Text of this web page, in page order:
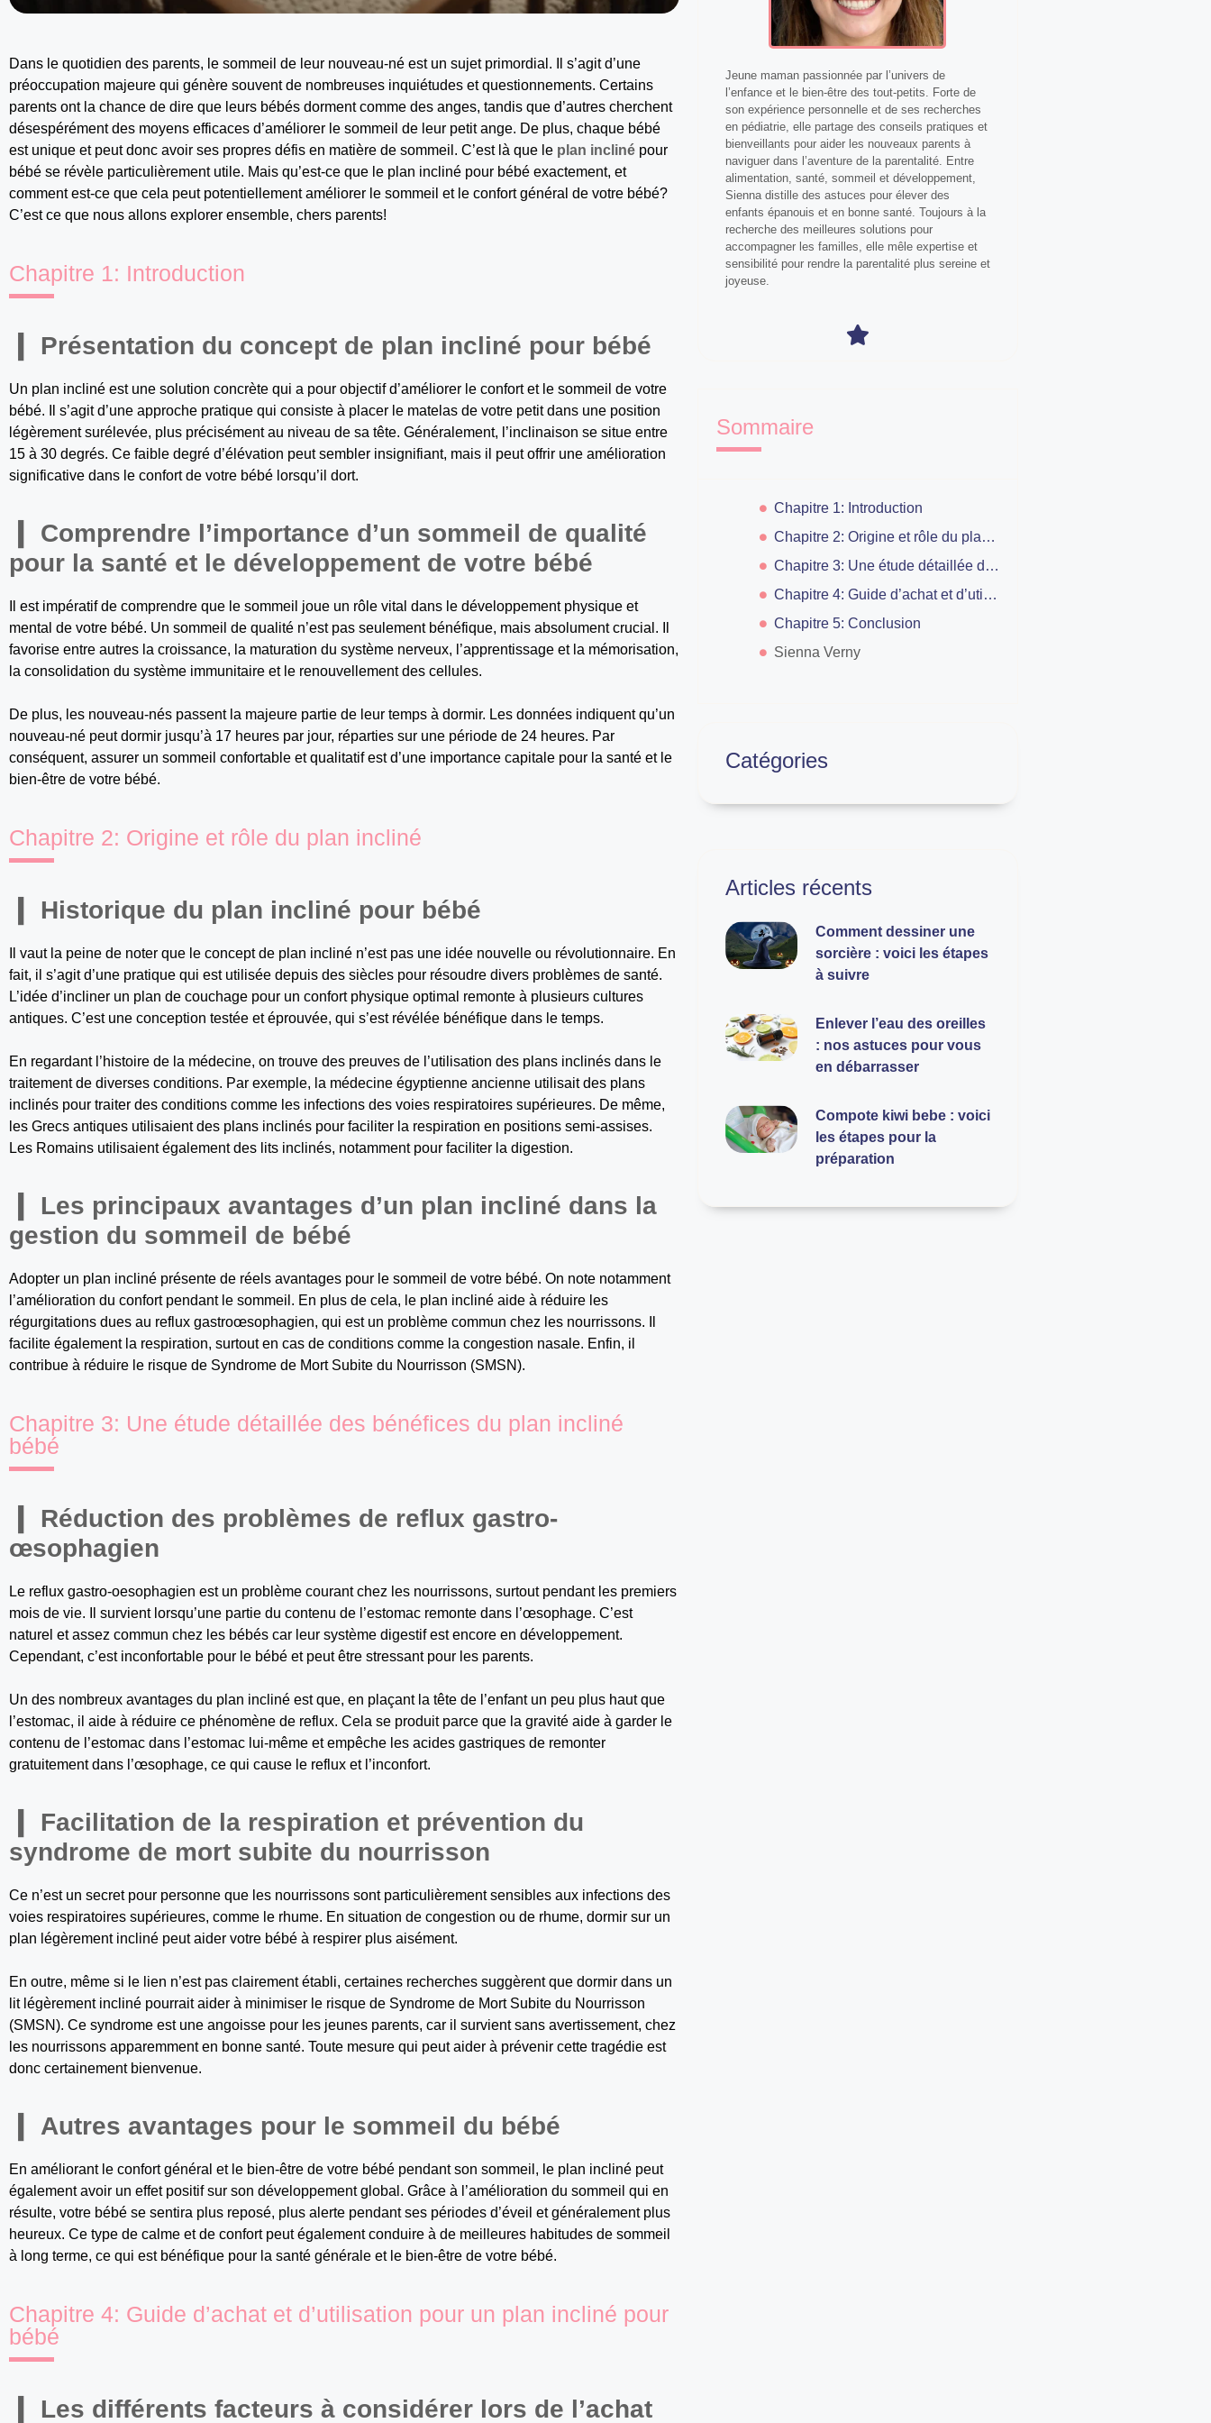
Dans le quotidien des parents, le sommeil de leur nouveau-né est un sujet primordial. Il s’agit d’une
préoccupation majeure qui génère souvent de nombreuses inquiétudes et questionnements. Certains
parents ont la chance de dire que leurs bébés dorment comme des anges, tandis que d’autres cherchent
désespérément des moyens efficaces d’améliorer le sommeil de leur petit ange. De plus, chaque bébé
est unique et peut donc avoir ses propres défis en matière de sommeil. C’est là que le plan incliné pour
bébé se révèle particulièrement utile. Mais qu’est-ce que le plan incliné pour bébé exactement, et
comment est-ce que cela peut potentiellement améliorer le sommeil et le confort général de votre bébé?
C’est ce que nous allons explorer ensemble, chers parents!
Chapitre 1: Introduction
Présentation du concept de plan incliné pour bébé
Un plan incliné est une solution concrète qui a pour objectif d’améliorer le confort et le sommeil de votre
bébé. Il s’agit d’une approche pratique qui consiste à placer le matelas de votre petit dans une position
légèrement surélevée, plus précisément au niveau de sa tête. Généralement, l’inclinaison se situe entre
15 à 30 degrés. Ce faible degré d’élévation peut sembler insignifiant, mais il peut offrir une amélioration
significative dans le confort de votre bébé lorsqu’il dort.
Comprendre l’importance d’un sommeil de qualité
pour la santé et le développement de votre bébé
Il est impératif de comprendre que le sommeil joue un rôle vital dans le développement physique et
mental de votre bébé. Un sommeil de qualité n’est pas seulement bénéfique, mais absolument crucial. Il
favorise entre autres la croissance, la maturation du système nerveux, l’apprentissage et la mémorisation,
la consolidation du système immunitaire et le renouvellement des cellules.
De plus, les nouveau-nés passent la majeure partie de leur temps à dormir. Les données indiquent qu’un
nouveau-né peut dormir jusqu’à 17 heures par jour, réparties sur une période de 24 heures. Par
conséquent, assurer un sommeil confortable et qualitatif est d’une importance capitale pour la santé et le
bien-être de votre bébé.
Chapitre 2: Origine et rôle du plan incliné
Historique du plan incliné pour bébé
Il vaut la peine de noter que le concept de plan incliné n’est pas une idée nouvelle ou révolutionnaire. En
fait, il s’agit d’une pratique qui est utilisée depuis des siècles pour résoudre divers problèmes de santé.
L’idée d’incliner un plan de couchage pour un confort physique optimal remonte à plusieurs cultures
antiques. C’est une conception testée et éprouvée, qui s’est révélée bénéfique dans le temps.
En regardant l’histoire de la médecine, on trouve des preuves de l’utilisation des plans inclinés dans le
traitement de diverses conditions. Par exemple, la médecine égyptienne ancienne utilisait des plans
inclinés pour traiter des conditions comme les infections des voies respiratoires supérieures. De même,
les Grecs antiques utilisaient des plans inclinés pour faciliter la respiration en positions semi-assises.
Les Romains utilisaient également des lits inclinés, notamment pour faciliter la digestion.
Les principaux avantages d’un plan incliné dans la
gestion du sommeil de bébé
Adopter un plan incliné présente de réels avantages pour le sommeil de votre bébé. On note notamment
l’amélioration du confort pendant le sommeil. En plus de cela, le plan incliné aide à réduire les
régurgitations dues au reflux gastroœsophagien, qui est un problème commun chez les nourrissons. Il
facilite également la respiration, surtout en cas de conditions comme la congestion nasale. Enfin, il
contribue à réduire le risque de Syndrome de Mort Subite du Nourrisson (SMSN).
Chapitre 3: Une étude détaillée des bénéfices du plan incliné
bébé
Réduction des problèmes de reflux gastro-
œsophagien
Le reflux gastro-oesophagien est un problème courant chez les nourrissons, surtout pendant les premiers
mois de vie. Il survient lorsqu’une partie du contenu de l’estomac remonte dans l’œsophage. C’est
naturel et assez commun chez les bébés car leur système digestif est encore en développement.
Cependant, c’est inconfortable pour le bébé et peut être stressant pour les parents.
Un des nombreux avantages du plan incliné est que, en plaçant la tête de l’enfant un peu plus haut que
l’estomac, il aide à réduire ce phénomène de reflux. Cela se produit parce que la gravité aide à garder le
contenu de l’estomac dans l’estomac lui-même et empêche les acides gastriques de remonter
gratuitement dans l’œsophage, ce qui cause le reflux et l’inconfort.
Facilitation de la respiration et prévention du
syndrome de mort subite du nourrisson
Ce n’est un secret pour personne que les nourrissons sont particulièrement sensibles aux infections des
voies respiratoires supérieures, comme le rhume. En situation de congestion ou de rhume, dormir sur un
plan légèrement incliné peut aider votre bébé à respirer plus aisément.
En outre, même si le lien n’est pas clairement établi, certaines recherches suggèrent que dormir dans un
lit légèrement incliné pourrait aider à minimiser le risque de Syndrome de Mort Subite du Nourrisson
(SMSN). Ce syndrome est une angoisse pour les jeunes parents, car il survient sans avertissement, chez
les nourrissons apparemment en bonne santé. Toute mesure qui peut aider à prévenir cette tragédie est
donc certainement bienvenue.
Autres avantages pour le sommeil du bébé
En améliorant le confort général et le bien-être de votre bébé pendant son sommeil, le plan incliné peut
également avoir un effet positif sur son développement global. Grâce à l’amélioration du sommeil qui en
résulte, votre bébé se sentira plus reposé, plus alerte pendant ses périodes d’éveil et généralement plus
heureux. Ce type de calme et de confort peut également conduire à de meilleures habitudes de sommeil
à long terme, ce qui est bénéfique pour la santé générale et le bien-être de votre bébé.
Chapitre 4: Guide d’achat et d’utilisation pour un plan incliné pour
bébé
Les différents facteurs à considérer lors de l’achat
Jeune maman passionnée par l’univers de
l’enfance et le bien-être des tout-petits. Forte de
son expérience personnelle et de ses recherches
en pédiatrie, elle partage des conseils pratiques et
bienveillants pour aider les nouveaux parents à
naviguer dans l’aventure de la parentalité. Entre
alimentation, santé, sommeil et développement,
Sienna distille des astuces pour élever des
enfants épanouis et en bonne santé. Toujours à la
recherche des meilleures solutions pour
accompagner les familles, elle mêle expertise et
sensibilité pour rendre la parentalité plus sereine et
joyeuse.
Sommaire
Chapitre 1: Introduction
Chapitre 2: Origine et rôle du plan incliné
Chapitre 3: Une étude détaillée des bénéfices du plan incliné bébé
Chapitre 4: Guide d’achat et d’utilisation pour un plan incliné pour bébé
Chapitre 5: Conclusion
Sienna Verny
Catégories
Articles récents
Comment dessiner une
sorcière : voici les étapes
à suivre
Enlever l’eau des oreilles
: nos astuces pour vous
en débarrasser
Compote kiwi bebe : voici
les étapes pour la
préparation